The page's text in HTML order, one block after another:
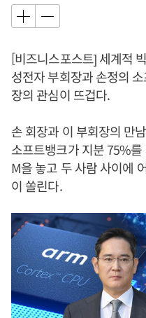
[비즈니스포스트] 세계적
성전자 부회장과 손정의
장의 관심이 뜨겁다.
손 회장과 이 부회장의 만
소프트뱅크가 지분 75%
M을 놓고 두 사람 사이에
이 쏠린다.